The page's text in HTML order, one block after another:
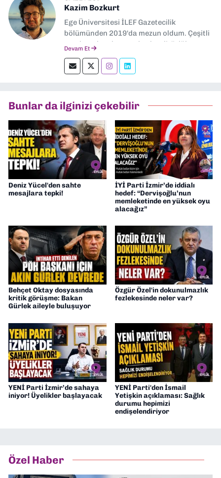
Kazim Bozkurt
Ege Üniversitesi İLEF Gazetecilik
bölümünden 2019'da mezun oldum. Çeşitli
yerel ve ulusal gazetelerde editörlük,
okumayı severim.
Devam Et
Bunlar da ilginizi çekebilir
Deniz Yücel'den sahte
mesajlara tepki!
İYİ Parti İzmir’de iddialı
hedef: “Dervişoğlu’nun
memleketinde en yüksek oyu
alacağız”
Behçet Oktay dosyasında
kritik görüşme: Bakan
Gürlek aileyle buluşuyor
Özgür Özel'in dokunulmazlık
fezlekesinde neler var?
YENİ Parti İzmir’de sahaya
iniyor! Üyelikler başlayacak
YENİ Parti'den İsmail
Yetişkin açıklaması: Sağlık
durumu hepimizi
endişelendiriyor
Özel Haber